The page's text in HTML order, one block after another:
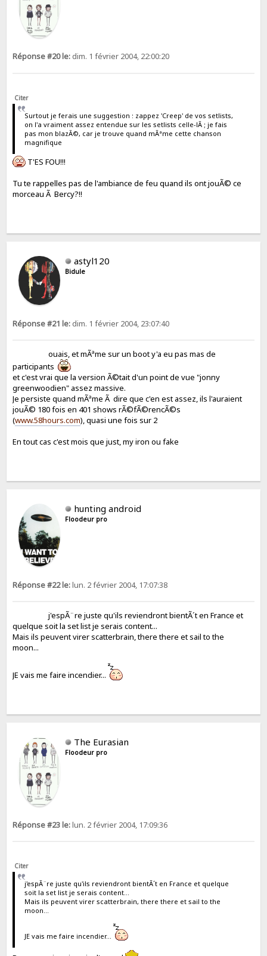
Réponse #20 le: dim. 1 février 2004, 22:00:20
Citer
Surtout je ferais une suggestion : zappez 'Creep' de vos setlists,
on l'a vraiment assez entendue sur les setlists celle-lÃ ; je fais
pas mon blazÃ©, car je trouve quand mÃªme cette chanson
magnifique
T'ES FOU!!!
Tu te rappelles pas de l'ambiance de feu quand ils ont jouÃ© ce
morceau Ã Bercy?!!
astyl120
Bidule
Réponse #21 le: dim. 1 février 2004, 23:07:40
ouais, et mÃªme sur un boot y'a eu pas mas de
participants
et c'est vrai que la version Ã©tait d'un point de vue "jonny
greenwoodien" assez massive.
Je persiste quand mÃªme Ã dire que c'en est assez, ils l'auraient
jouÃ© 180 fois en 401 shows rÃ©fÃ©rencÃ©s
(www.58hours.com), quasi une fois sur 2
En tout cas c'est mois que just, my iron ou fake
hunting android
Floodeur pro
Réponse #22 le:lun. 2 février 2004, 17:07:38
j'espÃ¨re juste qu'ils reviendront bientÃ´t en France et
quelque soit la set list je serais content...
Mais ils peuvent virer scatterbrain, there there et sail to the
moon...
JE vais me faire incendier...
The Eurasian
Floodeur pro
Réponse #23 le:lun. 2 février 2004, 17:09:36
Citer
j'espÃ¨re juste qu'ils reviendront bientÃ´t en France et quelque
soit la set list je serais content...
Mais ils peuvent virer scatterbrain, there there et sail to the
moon...
JE vais me faire incendier...